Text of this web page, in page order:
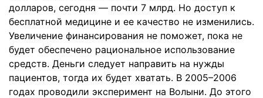
долларов, сегодня — почти 7 млрд. Но доступ к
бесплатной медицине и ее качество не изменились.
Увеличение финансирования не поможет, пока не
будет обеспечено рациональное использование
средств. Деньги следует направить на нужды
пациентов, тогда их будет хватать. В 2005–2006
годах проводили эксперимент на Волыни. До этого